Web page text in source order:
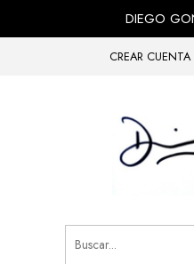
DIEGO
CREAR CUENTA